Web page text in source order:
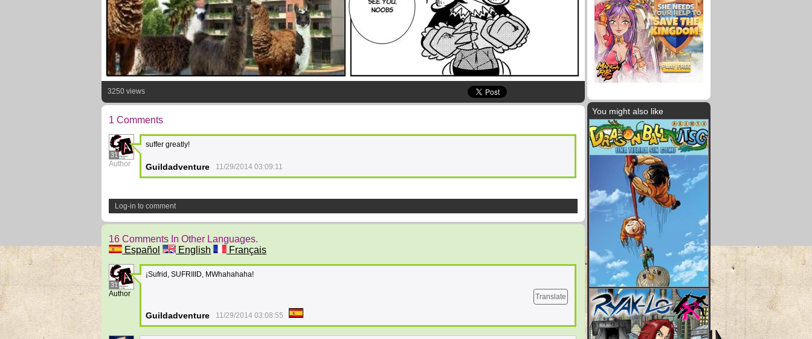
3250 views
1 Comments
31
Author
suffer greatly!
Guildadventure 11/29/2014 03:09:11
Log-in to comment
16 Comments In Other Languages.
Español
English Français
31
Author
¡Sufrid, SUFRIIID, MWhahahaha!
Translate
Guildadventure 11/29/2014 03:08:55
You might also like